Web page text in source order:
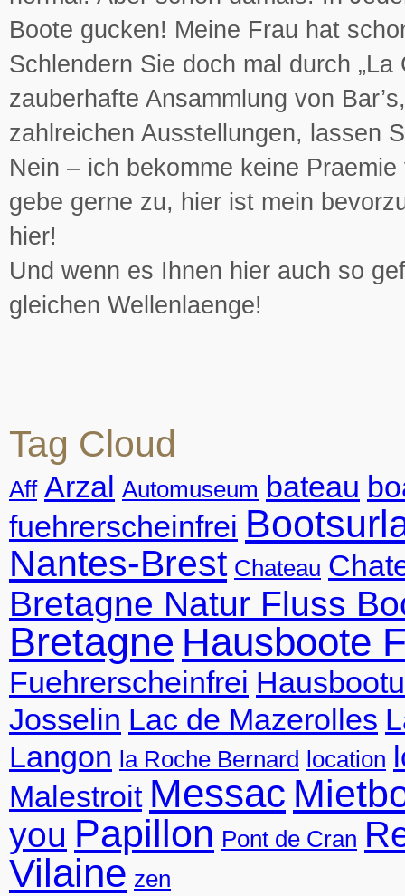
Boote gucken! Meine Frau hat
Schlendern Sie doch mal durch
zauberhafte Ansammlung von
zahlreichen Ausstellungen, lassen
Nein – ich bekomme keine
gebe gerne zu, hier ist mein
hier!
Und wenn es Ihnen hier auch so
gleichen Wellenlaenge!
Tag Cloud
Aff Arzal Automuseum bateau
fuehrerscheinfrei
Nantes-Brest Chateau
Bretagne Natur Fluss
Bretagne Hausboote
Fuehrerscheinfrei
Josselin Lac de Mazerolles
Langon
la Roche Bernard location
Malestroit Messac
you Papillon Pont de Cran
Vilaine zen